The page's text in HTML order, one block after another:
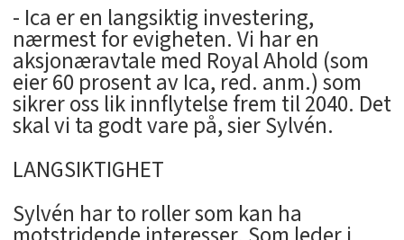
- Ica er en langsiktig investering,
nærmest for evigheten. Vi har en
aksjonæravtale med Royal Ahold (som
eier 60 prosent av Ica, red. anm.) som
sikrer oss lik innflytelse frem til 2040. Det
skal vi ta godt vare på, sier Sylvén.
LANGSIKTIGHET
Sylvén har to roller som kan ha